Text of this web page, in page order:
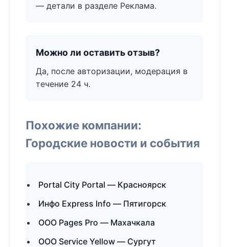
— детали в разделе Реклама.
Можно ли оставить отзыв?
Да, после авторизации, модерация в
течение 24 ч.
Похожие компании:
Городские новости и события
Portal City Portal — Красноярск
Инфо Express Info — Пятигорск
ООО Pages Pro — Махачкала
ООО Service Yellow — Сургут